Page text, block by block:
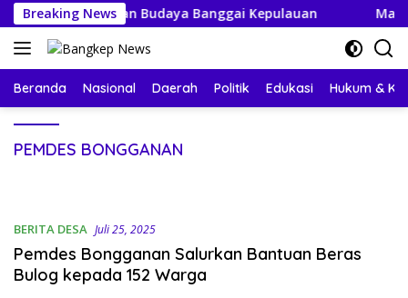
Langsung
ke
konten
Breaking News
Perayaan Budaya Banggai Kepulauan
Beranda Nasional Daerah Politik Edukasi Hukum &
PEMDES BONGGANAN
BERITA DESA Juli 25, 2025
Pemdes Bongganan Salurkan Bantuan Beras
Bulog kepada 152 Warga